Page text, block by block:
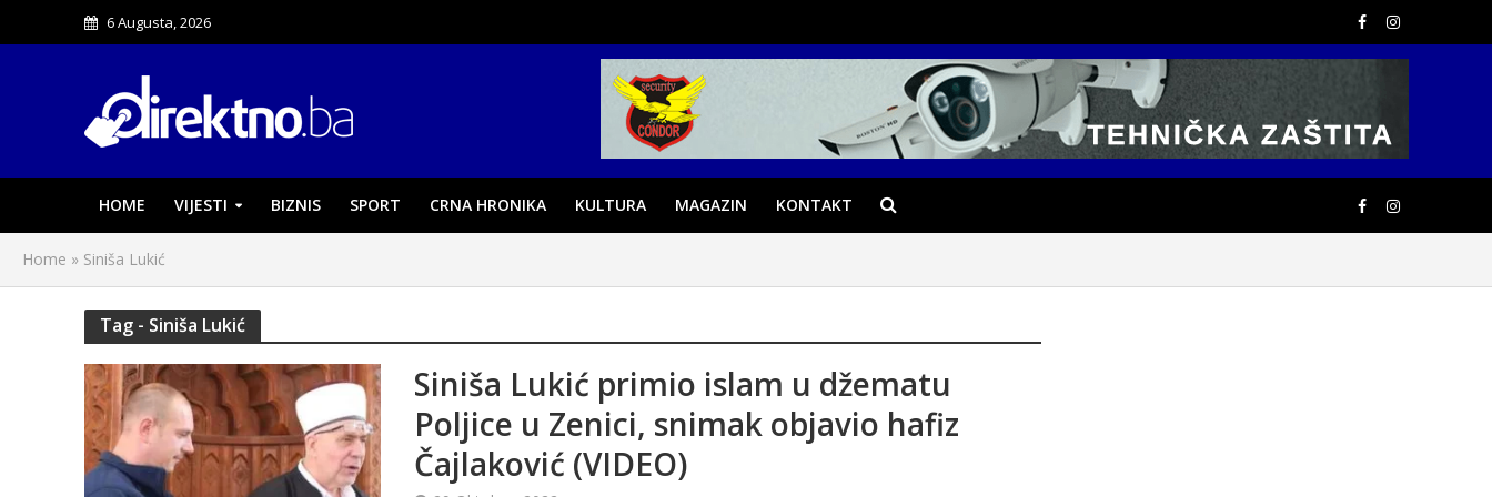
6 Augusta, 2026
HOME VIJESTI BIZNIS SPORT CRNA HRONIKA KULTURA MAGAZIN KONTAKT
Home » Siniša Lukić
Tag - Siniša Lukić
Siniša Lukić primio islam u džematu
Poljice u Zenici, snimak objavio hafiz
Čajlaković (VIDEO)